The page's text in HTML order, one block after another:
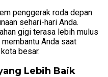
penggerak roda depan
sehari-hari Anda.
gigi terasa lebih mulus
Anda saat
besar.
Lebih Baik